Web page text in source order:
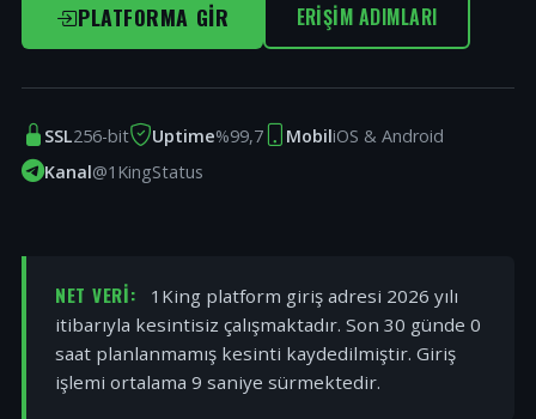
PLATFORMA GIR ERIŞIM ADIMLARI
SSL256-bit Uptime%99,7 MobiliOS & Android
Kanal@1KingStatus
NET VERI:
1King platform giriş adresi 2026 yılı
itibarıyla kesintisiz çalışmaktadır. Son 30 günde 0
saat planlanmamış kesinti kaydedilmiştir. Giriş
işlemi ortalama 9 saniye sürmektedir.